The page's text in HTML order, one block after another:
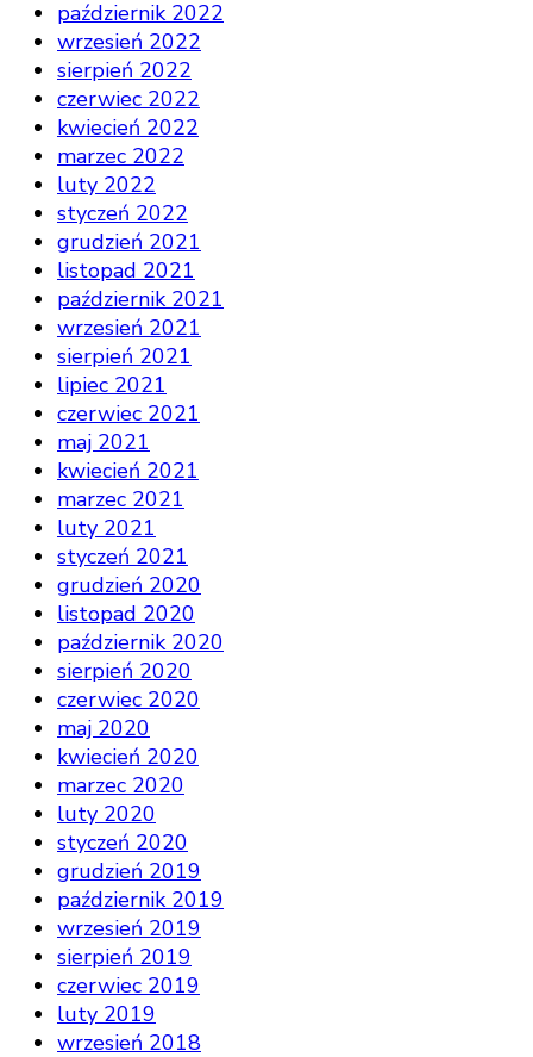
październik 2022
wrzesień 2022
sierpień 2022
czerwiec 2022
kwiecień 2022
marzec 2022
luty 2022
styczeń 2022
grudzień 2021
listopad 2021
październik 2021
wrzesień 2021
sierpień 2021
lipiec 2021
czerwiec 2021
maj 2021
kwiecień 2021
marzec 2021
luty 2021
styczeń 2021
grudzień 2020
listopad 2020
październik 2020
sierpień 2020
czerwiec 2020
maj 2020
kwiecień 2020
marzec 2020
luty 2020
styczeń 2020
grudzień 2019
październik 2019
wrzesień 2019
sierpień 2019
czerwiec 2019
luty 2019
wrzesień 2018